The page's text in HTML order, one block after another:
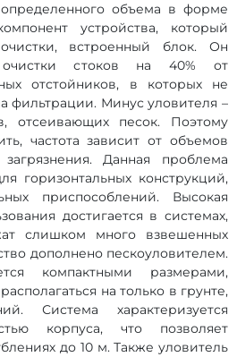
объема в форме
устройства, который
встроенный блок. Он
очистки стоков на 40% от
отстойников, в которых не
фильтрации. Минус уловителя –
отсеивающих песок. Поэтому
частота зависит от объемов
Данная проблема
горизонтальных конструкций,
приспособлений. Высокая
достигается в системах,
слишком много взвешенных
дополнено пескоуловителем.
компактными размерами,
на только в грунте,
Система характеризуется
корпуса, что позволяет
до 10 м. Также уловитель